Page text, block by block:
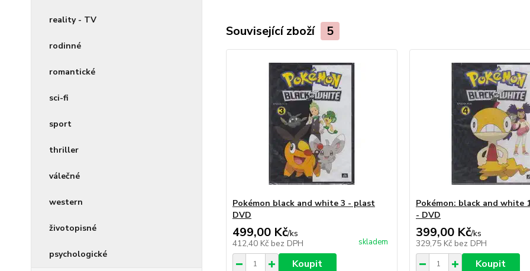
reality - TV
rodinné
romantické
sci-fi
sport
thriller
válečné
western
životopisné
psychologické
Související zboží 5
Pokémon black and white 3 - plast
DVD
499,00 Kč/ks
412,40 Kč bez DPH skladem
Koupit
Pokémon: black and white
- DVD
399,00 Kč/ks
329,75 Kč bez DPH
Koupit